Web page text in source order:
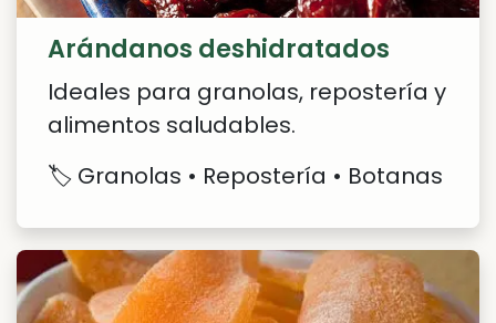
Arándanos deshidratados
Ideales para granolas, repostería y
alimentos saludables.
🏷️ Granolas • Repostería • Botanas